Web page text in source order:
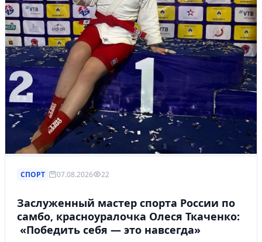
СПОРТ 07.08.2026 22
Заслуженный мастер спорта России по
самбо, красноуралочка Олеся Ткаченко:
«Победить себя — это навсегда»